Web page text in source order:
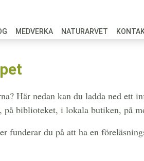
MEDVERKA NATURARVET
Här nedan kan du ladda ned ett
biblioteket, i lokala butiken, på
funderar du på att ha en